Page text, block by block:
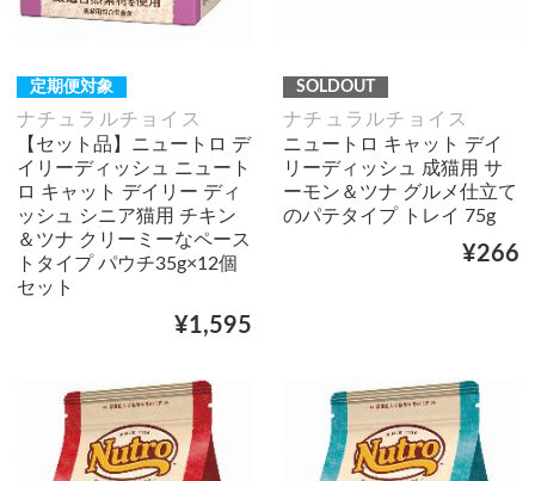
定期便対象
ナチュラルチョイス
【セット品】ニュートロ デ
イリーディッシュ ニュート
ロ キャット デイリー ディ
ッシュ シニア猫用 チキン
＆ツナ クリーミーなペース
トタイプ パウチ35g×12個
セット
¥1,595
SOLDOUT
ナチュラルチョイス
ニュートロ キャット デイ
リーディッシュ 成猫用 サ
ーモン＆ツナ グルメ仕立て
のパテタイプ トレイ 75g
¥266